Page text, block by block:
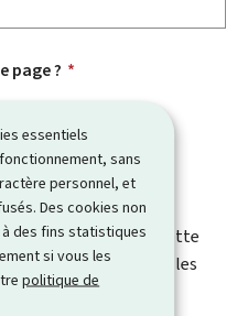
essentiels
sans
personnel, et
Des cookies non
des fins statistiques
si vous les
politique de
page ? *
?
nous à améliorer cette
personnelles telles
téléphone, etc.